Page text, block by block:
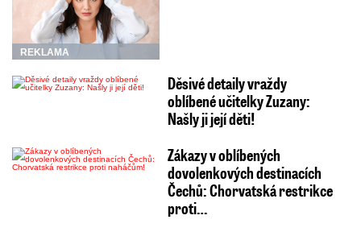
REKLAMA
Děsivé detaily vraždy
oblíbené učitelky Zuzany:
Našly ji její děti!
Zákazy v oblíbených
dovolenkových destinacích
Čechů: Chorvatská restrikce
proti…